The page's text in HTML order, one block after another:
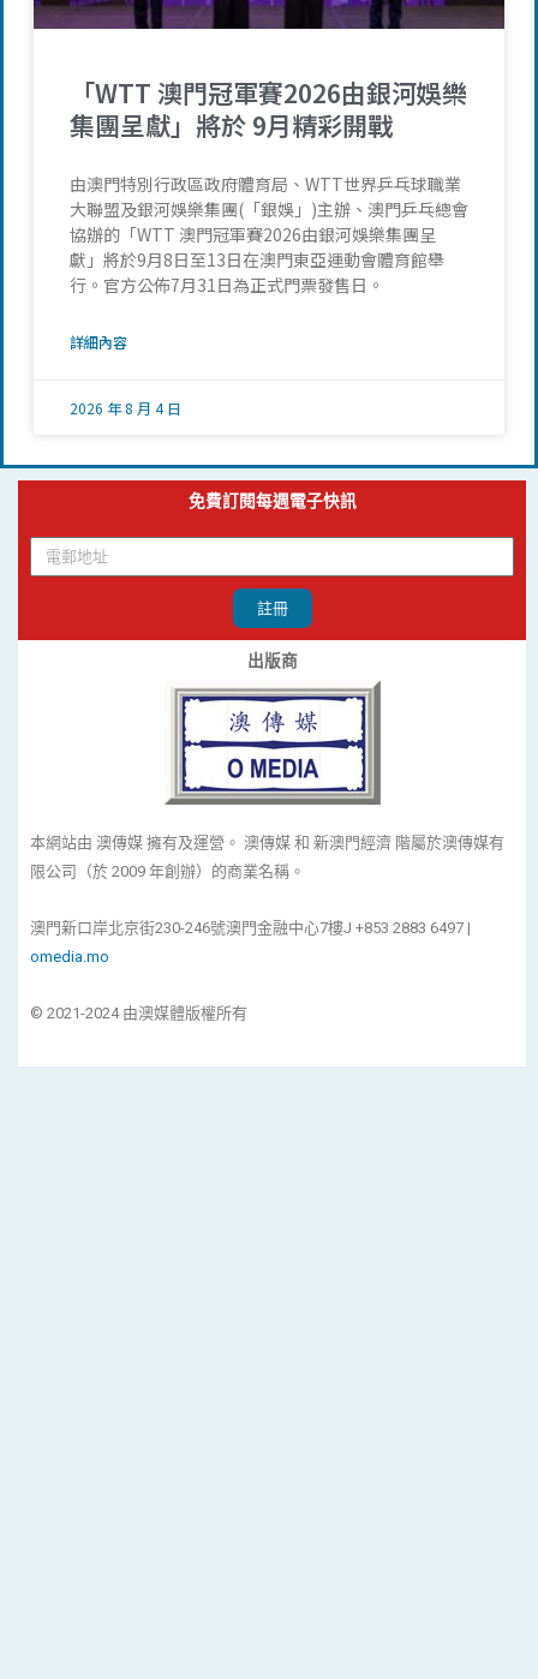
「WTT 澳門冠軍賽2026由銀河娛樂
集團呈獻」將於 9月精彩開戰
由澳門特別行政區政府體育局、WTT世界乒乓球職業
大聯盟及銀河娛樂集團(「銀娛」)主辦、澳門乒乓總會
協辦的「WTT 澳門冠軍賽2026由銀河娛樂集團呈
獻」將於9月8日至13日在澳門東亞運動會體育館舉
行。官方公佈7月31日為正式門票發售日。
詳細內容
2026 年 8 月 4 日
免費訂閱每週電子快訊
註冊
出版商
本網站由 澳傳媒 擁有及運營。 澳傳媒 和 新澳門經濟 階屬於澳傳媒有
限公司（於 2009 年創辦）的商業名稱。
澳門新口岸北京街230-246號澳門金融中心7樓J +853 2883 6497 |
omedia.mo
© 2021-2024 由澳媒體版權所有